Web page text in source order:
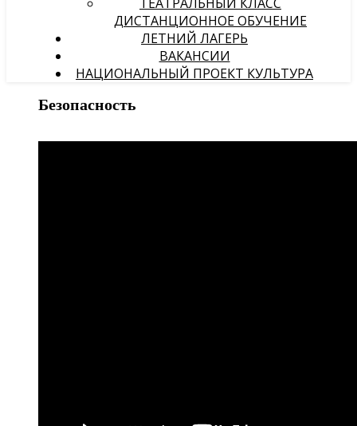
ДИСТАНЦИОННОЕ ОБУЧЕНИЕ
ЛЕТНИЙ ЛАГЕРЬ
ВАКАНСИИ
НАЦИОНАЛЬНЫЙ ПРОЕКТ КУЛЬТУРА
Безопасность